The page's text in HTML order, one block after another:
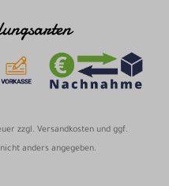
zzgl. Versandkosten und ggf.
anders angegeben.